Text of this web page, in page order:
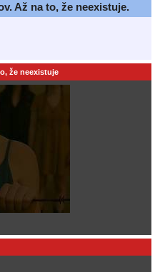
Až na to, že neexistuje.
že neexistuje